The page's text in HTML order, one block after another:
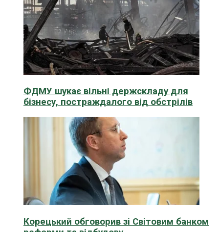
ФДМУ шукає вільні держскладу для
бізнесу, постраждалого від обстрілів
Корецький обговорив зі Світовим банком